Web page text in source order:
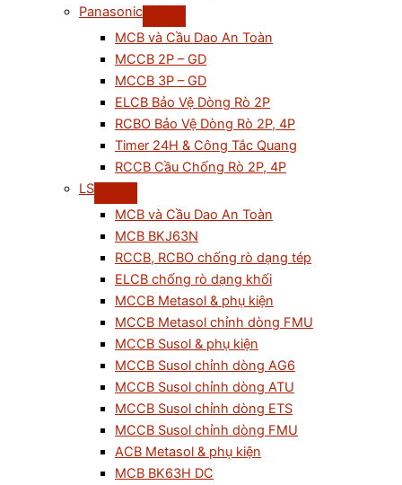
Panasonic
MCB và Cầu Dao An Toàn
MCCB 2P – GD
MCCB 3P – GD
ELCB Bảo Vệ Dòng Rò 2P
RCBO Bảo Vệ Dòng Rò 2P, 4P
Timer 24H & Công Tắc Quang
RCCB Cầu Chống Rò 2P, 4P
LS
MCB và Cầu Dao An Toàn
MCB BKJ63N
RCCB, RCBO chống rò dạng tép
ELCB chống rò dạng khối
MCCB Metasol & phụ kiện
MCCB Metasol chỉnh dòng FMU
MCCB Susol & phụ kiện
MCCB Susol chỉnh dòng AG6
MCCB Susol chỉnh dòng ATU
MCCB Susol chỉnh dòng ETS
MCCB Susol chỉnh dòng FMU
ACB Metasol & phụ kiện
MCB BK63H DC